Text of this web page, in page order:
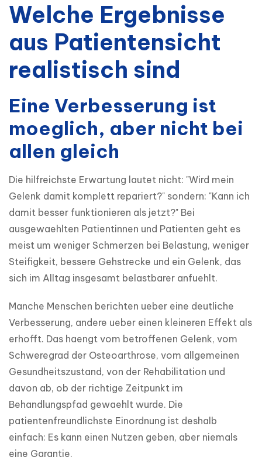
Welche Ergebnisse
aus Patientensicht
realistisch sind
Eine Verbesserung ist
moeglich, aber nicht bei
allen gleich
Die hilfreichste Erwartung lautet nicht: "Wird mein
Gelenk damit komplett repariert?" sondern: "Kann ich
damit besser funktionieren als jetzt?" Bei
ausgewaehlten Patientinnen und Patienten geht es
meist um weniger Schmerzen bei Belastung, weniger
Steifigkeit, bessere Gehstrecke und ein Gelenk, das
sich im Alltag insgesamt belastbarer anfuehlt.
Manche Menschen berichten ueber eine deutliche
Verbesserung, andere ueber einen kleineren Effekt als
erhofft. Das haengt vom betroffenen Gelenk, vom
Schweregrad der Osteoarthrose, vom allgemeinen
Gesundheitszustand, von der Rehabilitation und
davon ab, ob der richtige Zeitpunkt im
Behandlungspfad gewaehlt wurde. Die
patientenfreundlichste Einordnung ist deshalb
einfach: Es kann einen Nutzen geben, aber niemals
eine Garantie.